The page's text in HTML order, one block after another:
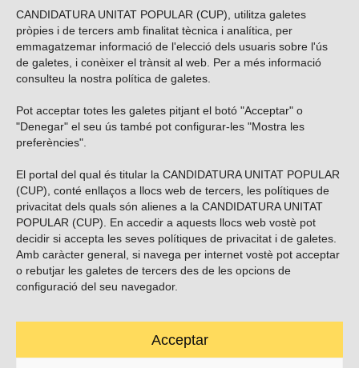
CANDIDATURA UNITAT POPULAR (CUP), utilitza galetes
pròpies i de tercers amb finalitat tècnica i analítica, per
emmagatzemar informació de l'elecció dels usuaris sobre l'ús
de galetes, i conèixer el trànsit al web. Per a més informació
consulteu la nostra política de galetes
Pot acceptar totes les galetes pitjant el botó "Acceptar" o
"Denegar" el seu ús també pot configurar-les "Mostra les
preferències".
El portal del qual és titular la CANDIDATURA UNITAT POPULAR
(CUP), conté enllaços a llocs web de tercers, les polítiques de
privacitat dels quals són alienes a la CANDIDATURA UNITAT
POPULAR (CUP). En accedir a aquests llocs web vostè pot
decidir si accepta les seves polítiques de privacitat i de galetes.
Amb caràcter general, si navega per internet vostè pot acceptar
o rebutjar les galetes de tercers des de les opcions de
configuració del seu navegador.
Acceptar
Vols subscriure’t al nostre butlletí?
ENVIAR
Troba’ns a les xarxes socials
Carrer Casp 180 (baixos), Barcelona.